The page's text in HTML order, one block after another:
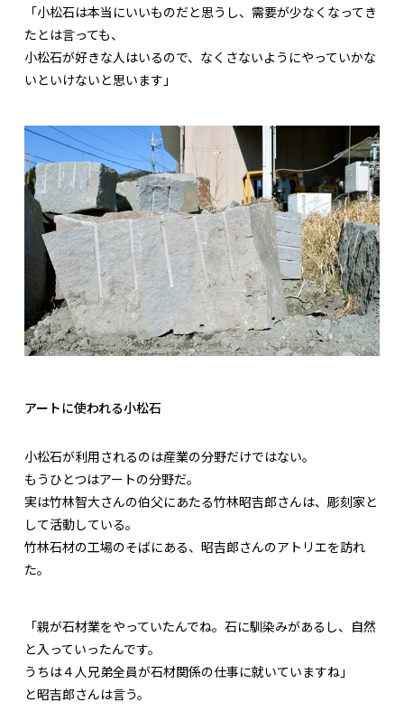
「小松石は本当にいいものだと思うし、需要が少なくなってき
たとは言っても、
小松石が好きな人はいるので、なくさないようにやっていかな
いといけないと思います」
アートに使われる小松石
小松石が利用されるのは産業の分野だけではない。
もうひとつはアートの分野だ。
実は竹林智大さんの伯父にあたる竹林昭吉郎さんは、彫刻家と
して活動している。
竹林石材の工場のそばにある、昭吉郎さんのアトリエを訪れ
た。
「親が石材業をやっていたんでね。石に馴染みがあるし、自然
と入っていったんです。
うちは４人兄弟全員が石材関係の仕事に就いていますね」
と昭吉郎さんは言う。